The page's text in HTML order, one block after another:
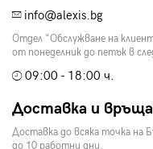
info@alexis.bg
Отдел "Обслужване на
от понеделник до петък в
09:00 - 18:00 ч.
Доставка и
Доставка до всяка точка на
до 10 работни дни.